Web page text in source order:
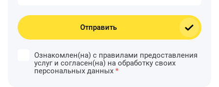
Ознакомлен(на) с правилами предоставления
услуг и согласен(на) на обработку своих
персональных данных *
Отправить